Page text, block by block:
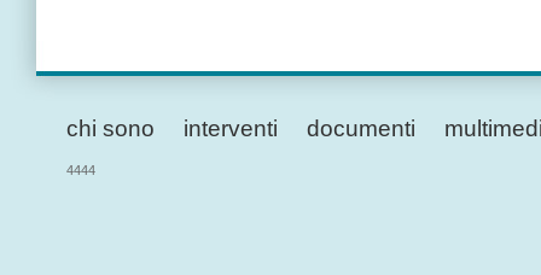
chi sono interventi documenti
4444